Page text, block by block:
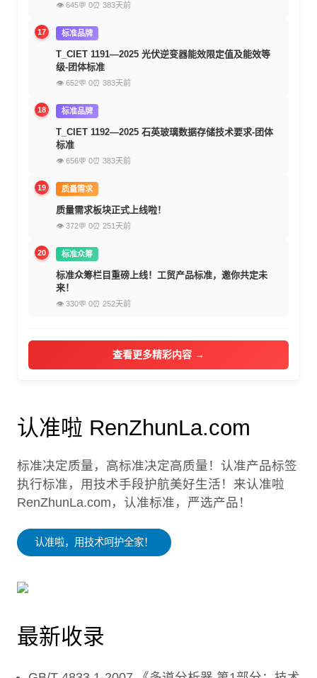
👁 645💬 0⏰ 383天前
17 标准品牌
T_CIET 1191—2025 光伏逆变器能效限定值及能效等
级-团体标准
👁 652💬 0⏰ 383天前
18 标准品牌
T_CIET 1192—2025 石英玻璃数据存储技术要求-团体
标准
👁 656💬 0⏰ 383天前
19 质量需求
质量需求板块正式上线啦！
👁 372💬 0⏰ 251天前
20 标准众筹
标准众筹栏目重磅上线！工贸产品标准，邀你共定未
来！
👁 330💬 0⏰ 252天前
查看更多精彩内容 →
认准啦 RenZhunLa.com
标准决定质量，高标准决定高质量！认准产品标签
执行标准，用技术手段护航美好生活！来认准啦
RenZhunLa.com，认准标准，严选产品！
认准啦，用技术呵护全家！
最新收录